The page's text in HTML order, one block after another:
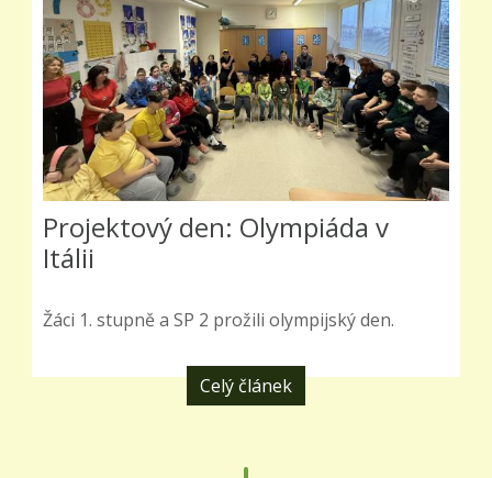
Projektový den: Olympiáda v
Itálii
Žáci 1. stupně a SP 2 prožili olympijský den.
Celý článek